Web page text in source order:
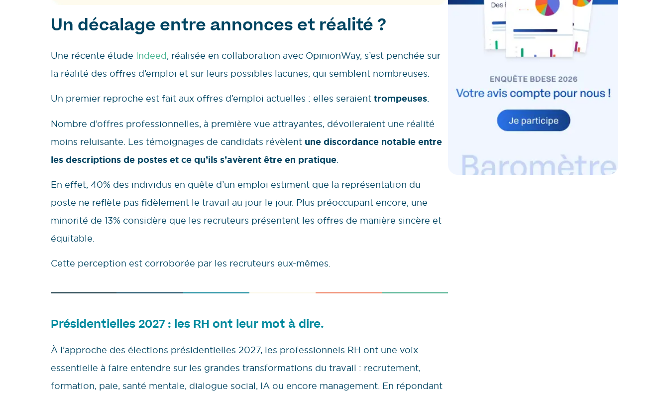
Un décalage entre annonces et réalité ?
Une récente étude Indeed, réalisée en collaboration avec OpinionWay, s’est penchée sur
la réalité des offres d’emploi et sur leurs possibles lacunes, qui semblent nombreuses.
Un premier reproche est fait aux offres d’emploi actuelles : elles seraient trompeuses.
Nombre d’offres professionnelles, à première vue attrayantes, dévoileraient une réalité
moins reluisante. Les témoignages de candidats révèlent une discordance notable entre
les descriptions de postes et ce qu’ils s’avèrent être en pratique.
En effet, 40% des individus en quête d’un emploi estiment que la représentation du
poste ne reflète pas fidèlement le travail au jour le jour. Plus préoccupant encore, une
minorité de 13% considère que les recruteurs présentent les offres de manière sincère et
équitable.
Cette perception est corroborée par les recruteurs eux-mêmes.
Présidentielles 2027 : les RH ont leur mot à dire.
À l’approche des élections présidentielles 2027, les professionnels RH ont une voix
essentielle à faire entendre sur les grandes transformations du travail : recrutement,
formation, paie, santé mentale, dialogue social, IA ou encore management. En répondant